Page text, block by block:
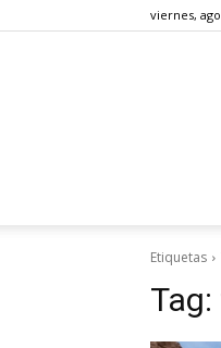
viernes,
Etiquetas
Tag: